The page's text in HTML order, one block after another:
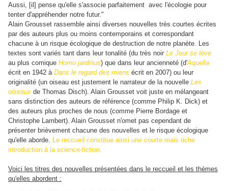
Aussi, [il] pense qu'elle s'associe parfaitement avec l'écologie pour
tenter d'appréhender notre futur."
Alain Grousset rassemble ainsi diverses nouvelles très courtes écrites
par des auteurs plus ou moins contemporains et correspondant
chacune à un risque écologique de destruction de notre planète. Les
textes sont variés tant dans leur tonalité (du très noir Le Jour se lève
au plus comique Homo jardinus) que dans leur ancienneté (d'Aquella
écrit en 1942 à Dans le regard des miens écrit en 2007) ou leur
originalité (un oiseau est justement le narrateur de la nouvelle Les
oiseaux de Thomas Disch). Alain Grousset voit juste en mélangeant
sans distinction des auteurs de référence (comme Philip K. Dick) et
des auteurs plus proches de nous (comme Pierre Bordage et
Christophe Lambert). Alain Grousset n'omet pas cependant de
présenter brièvement chacune des nouvelles et le risque écologique
qu'elle aborde. Le reccueil constitue ainsi une courte mais riche
introduction à la science-fiction.
Voici les titres des nouvelles présentées dans le reccueil et les thèmes
qu'elles abordent :